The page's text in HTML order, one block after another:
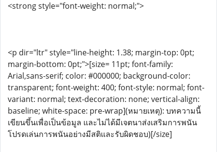
<strong style="font-weight: normal;">
<p dir="ltr" style="line-height: 1.38; margin-top: 0pt;
margin-bottom: 0pt;">[size= 11pt; font-family:
Arial,sans-serif; color: #000000; background-color:
transparent; font-weight: 400; font-style: normal; font-
variant: normal; text-decoration: none; vertical-align:
baseline; white-space: pre-wrap](หมายเหตุ): บทความนี้
เขียนขึ้นเพื่อเป็นข้อมูล และไม่ได้มีเจตนาส่งเสริมการพนัน
โปรดเล่นการพนันอย่างมีสติและรับผิดชอบ)[/size]